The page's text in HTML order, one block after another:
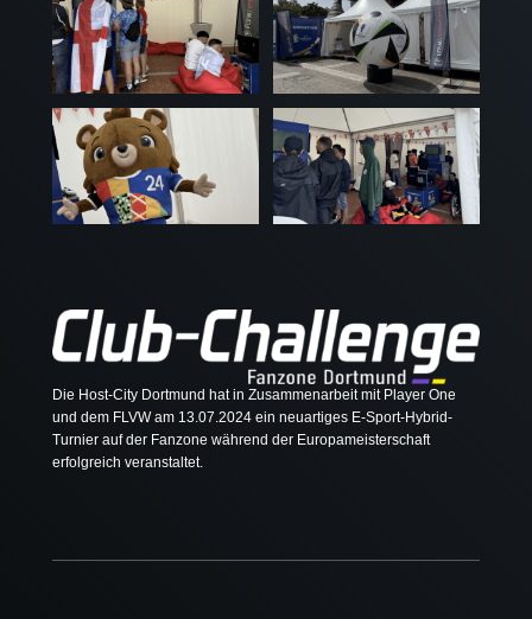
Die Host-City Dortmund hat in Zusammenarbeit mit Player One
und dem FLVW am 13.07.2024 ein neuartiges E-Sport-Hybrid-
Turnier auf der Fanzone während der Europameisterschaft
erfolgreich veranstaltet.